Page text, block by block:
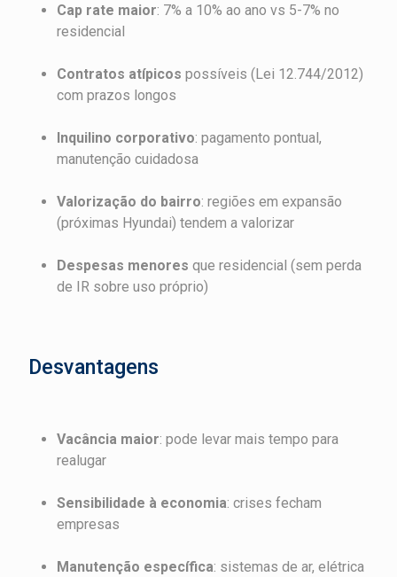
Cap rate maior: 7% a 10% ao ano vs 5-7% no
residencial
Contratos atípicos possíveis (Lei 12.744/2012)
com prazos longos
Inquilino corporativo: pagamento pontual,
manutenção cuidadosa
Valorização do bairro: regiões em expansão
(próximas Hyundai) tendem a valorizar
Despesas menores que residencial (sem perda
de IR sobre uso próprio)
Desvantagens
Vacância maior: pode levar mais tempo para
realugar
Sensibilidade à economia: crises fecham
empresas
Manutenção específica: sistemas de ar, elétrica